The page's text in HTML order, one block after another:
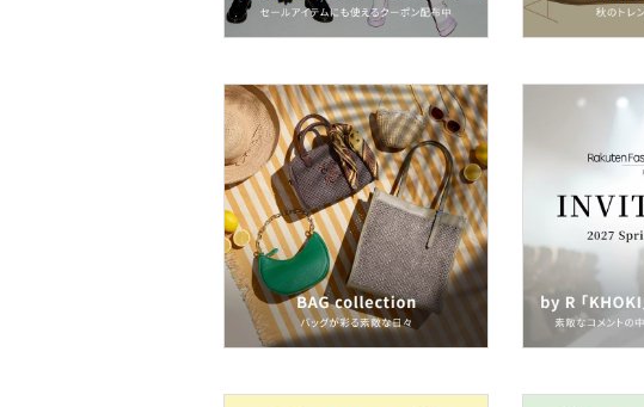
メイクアップ
ネイル
ボディケア・オーラルケ
ア
ヘアケア
フレグランス
メイク道具・美容器具
コフレ・キット・セット